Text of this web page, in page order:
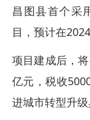
昌图县首个采
目，预计在
项目建成后，
亿元，税收
进城市转型升级